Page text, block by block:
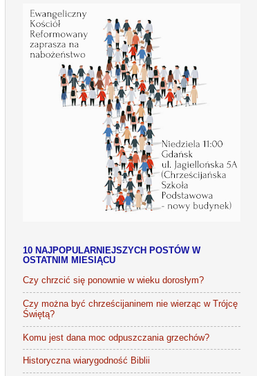
10 NAJPOPULARNIEJSZYCH POSTÓW W
OSTATNIM MIESIĄCU
Czy chrzcić się ponownie w wieku dorosłym?
Czy można być chrześcijaninem nie wierząc w Trójcę
Świętą?
Komu jest dana moc odpuszczania grzechów?
Historyczna wiarygodność Biblii